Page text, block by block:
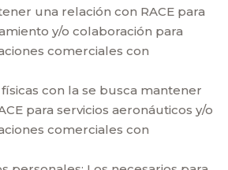
una relación con RACE para
y/o colaboración para
comerciales con
con la se busca mantener
para servicios aeronáuticos y/o
comerciales con